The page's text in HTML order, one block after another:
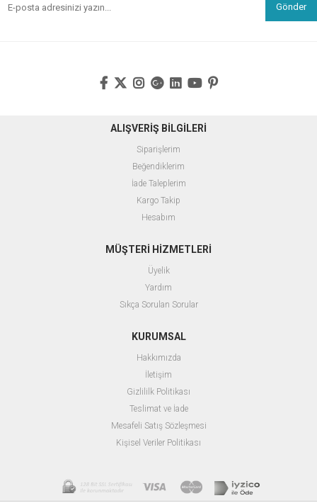
Gönder
ALIŞVERİŞ BİLGİLERİ
Siparişlerim
Beğendiklerim
İade Taleplerim
Kargo Takip
Hesabım
MÜŞTERİ HİZMETLERİ
Üyelik
Yardım
Sıkça Sorulan Sorular
KURUMSAL
Hakkımızda
İletişim
Gizlililk Politikası
Teslimat ve İade
Mesafeli Satış Sözleşmesi
Kişisel Veriler Politikası